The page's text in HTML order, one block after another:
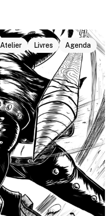
Atelier Livres Agenda